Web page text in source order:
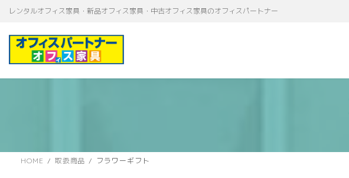
テ
ゲ
レンタルオフィス家具・新品オフィス家具・中古オフィス家具のオフィスパートナー
HOME 取扱商品 フラワーギフト